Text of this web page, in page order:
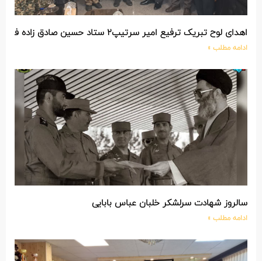
اهدای لوح تبریک ترفیع امیر سرتیپ۲ ستاد حسین صادق زاده فرمانده تیپ ۲۵ واکنش سریع شهید آبگون نزاجا مستقر در تبریز
ادامه مطلب »
سالروز شهادت سرلشکر خلبان عباس بابایی
ادامه مطلب »